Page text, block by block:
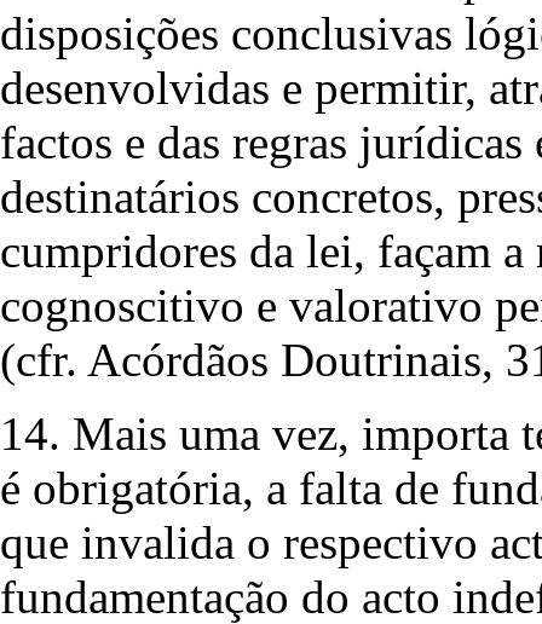
disposições conclusivas
desenvolvidas e permitir,
factos e das regras jurídicas
destinatários concretos,
cumpridores da lei, façam
cognoscitivo e valorativo
(cfr. Acórdãos Doutrinais,
14. Mais uma vez, importa
é obrigatória, a falta de
que invalida o respectivo
fundamentação do acto